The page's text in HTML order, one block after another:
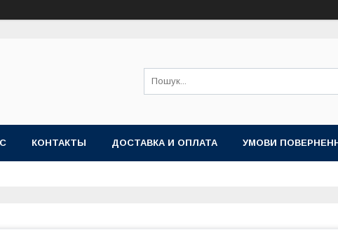
КОНТАКТЫ ДОСТАВКА И ОПЛАТА УМОВИ